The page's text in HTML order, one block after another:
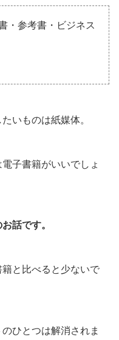
・参考書・ビジネス
いものは紙媒体。
子書籍がいいでしょ
話です。
と比べると少ないで
ひとつは解消されま